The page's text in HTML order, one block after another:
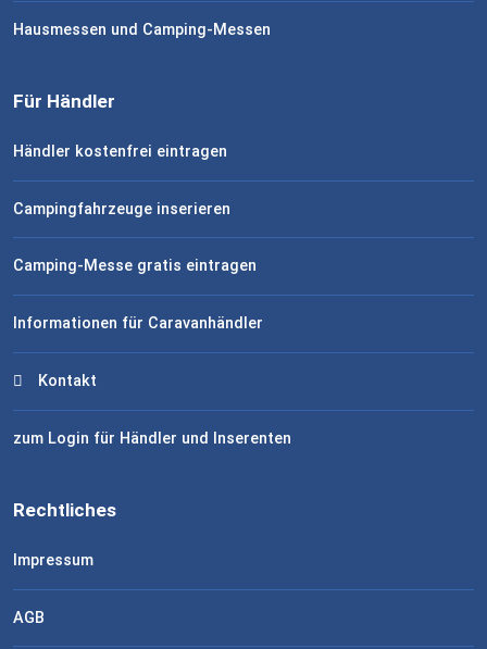
Hausmessen und Camping-Messen
Für Händler
Händler kostenfrei eintragen
Campingfahrzeuge inserieren
Camping-Messe gratis eintragen
Informationen für Caravanhändler
Kontakt
zum Login für Händler und Inserenten
Rechtliches
Impressum
AGB